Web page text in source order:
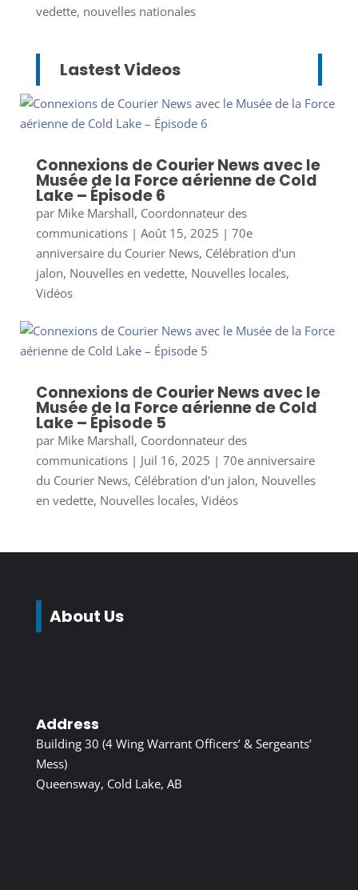
vedette, nouvelles nationales
Lastest Videos
Connexions de Courier News avec le
Musée de la Force aérienne de Cold
Lake – Épisode 6
par Mike Marshall, Coordonnateur des
communications| Août 15, 2025 | 70e
anniversaire du Courier News, Célébration d'un
jalon, Nouvelles en vedette, Nouvelles locales,
Vidéos
Connexions de Courier News avec le
Musée de la Force aérienne de Cold
Lake – Épisode 5
par Mike Marshall, Coordonnateur des
communications| Juil 16, 2025 | 70e anniversaire
du Courier News, Célébration d'un jalon, Nouvelles
en vedette, Nouvelles locales, Vidéos
About Us
Address
Building 30 (4 Wing Warrant Officers’ & Sergeants’
Mess)
Queensway, Cold Lake, AB